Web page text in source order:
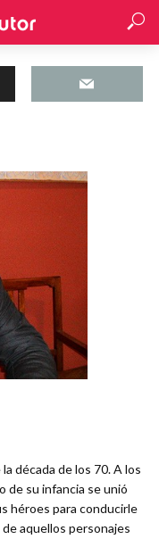
década de los 70. A los
de su infancia se unió
héroes para conducirle
de aquellos personajes